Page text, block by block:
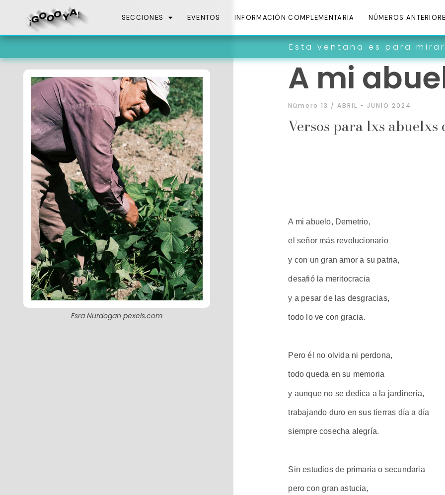
SECCIONES EVENTOS INFORMACIÓN COMPLEMENTARIA NÚMEROS
Esta ventana es para mirar
Esra Nurdogan pexels.com
A mi
Número 13 / ABRIL - JUNIO 2024
Versos para lxs abuelxs
A mi abuelo, Demetrio,
el señor más revolucionario
y con un gran amor a su patria,
desafió la meritocracia
y a pesar de las desgracias,
todo lo ve con gracia.
Pero él no olvida ni perdona,
todo queda en su memoria
y aunque no se dedica a la jardinería,
trabajando duro en sus tierras día a día
siempre cosecha alegría.
Sin estudios de primaria o secundaria
pero con gran astucia,